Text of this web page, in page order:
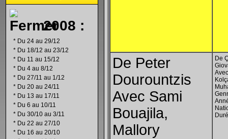
2008 :
* Du 24 au 29/12
* Du 18/12 au 23/12
* Du 11 au 15/12
* Du 4 au 8/12
* Du 27/11 au 1/12
* Du 20 au 24/11
* Du 13 au 17/11
* Du 6 au 10/11
* Du 30/10 au 3/11
* Du 22 au 27/10
* Du 16 au 20/10
De Peter
Dourountzis
Avec Sami
Bouajila,
Mallory
De